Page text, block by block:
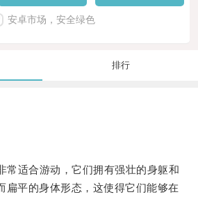
安卓市场，安全绿色
排行
适合游动，它们拥有强壮的身躯和
扁平的身体形态，这使得它们能够在